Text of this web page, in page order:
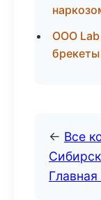
ООО Lab
← Все